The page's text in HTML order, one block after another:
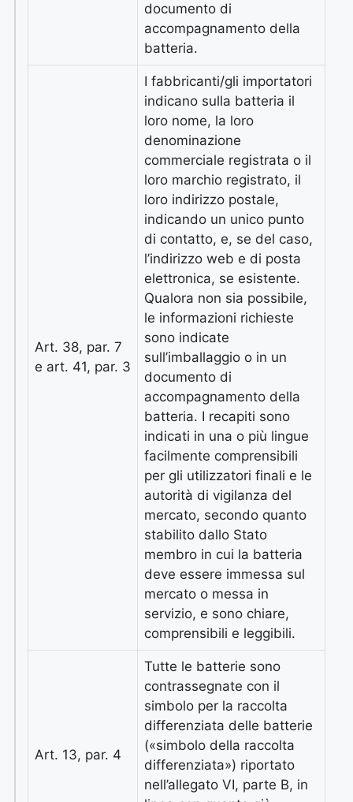
documento di
accompagnamento della
batteria.
Art. 38, par. 7
e art. 41, par. 3
I fabbricanti/gli importatori
indicano sulla batteria il
loro nome, la loro
denominazione
commerciale registrata o il
loro marchio registrato, il
loro indirizzo postale,
indicando un unico punto
di contatto, e, se del caso,
l’indirizzo web e di posta
elettronica, se esistente.
Qualora non sia possibile,
le informazioni richieste
sono indicate
sull’imballaggio o in un
documento di
accompagnamento della
batteria. I recapiti sono
indicati in una o più lingue
facilmente comprensibili
per gli utilizzatori finali e le
autorità di vigilanza del
mercato, secondo quanto
stabilito dallo Stato
membro in cui la batteria
deve essere immessa sul
mercato o messa in
servizio, e sono chiare,
comprensibili e leggibili.
Art. 13, par. 4
Tutte le batterie sono
contrassegnate con il
simbolo per la raccolta
differenziata delle batterie
(«simbolo della raccolta
differenziata») riportato
nell’allegato VI, parte B, in